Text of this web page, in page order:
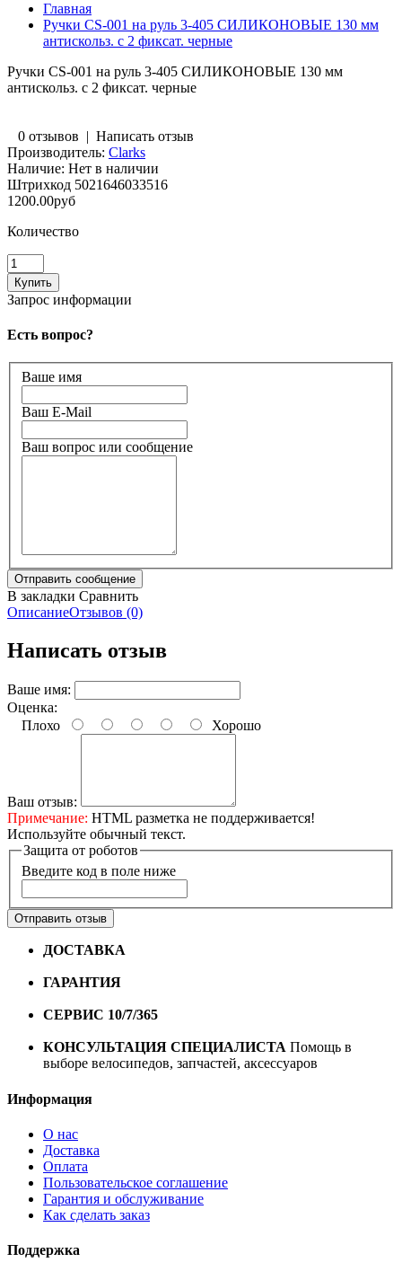
Главная
Ручки CS-001 на руль 3-405 СИЛИКОНОВЫЕ 130 мм
антискольз. с 2 фиксат. черные
Ручки CS-001 на руль 3-405 СИЛИКОНОВЫЕ 130 мм
антискольз. с 2 фиксат. черные
0 отзывов | Написать отзыв
Производитель: Clarks
Наличие: Нет в наличии
Штрихкод 5021646033516
1200.00руб
Количество
Запрос информации
Есть вопрос?
Ваше имя
Ваш E-Mail
Ваш вопрос или сообщение
В закладки Сравнить
ОписаниеОтзывов (0)
Написать отзыв
Ваше имя:
Оценка:
Плохо
Хорошо
Ваш отзыв:
Примечание: HTML разметка не поддерживается!
Используйте обычный текст.
Защита от роботов
Введите код в поле ниже
Отправить отзыв
ДОСТАВКА
ГАРАНТИЯ
СЕРВИС 10/7/365
КОНСУЛЬТАЦИЯ СПЕЦИАЛИСТА Помощь в
выборе велосипедов, запчастей, аксессуаров
Информация
О нас
Доставка
Оплата
Пользовательское соглашение
Гарантия и обслуживание
Как сделать заказ
Поддержка